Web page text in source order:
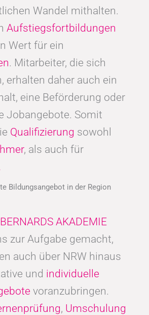
Wandel mithalten.
Aufstiegsfortbildungen
Wert für ein
. Mitarbeiter, die sich
erhalten daher auch ein
eine Beförderung oder
Jobangebote. Somit
Qualifizierung sowohl
, als auch für
Bildungsangebot in der Region
BERNARDS AKADEMIE
zur Aufgabe gemacht,
auch über NRW hinaus
und individuelle
voranzubringen.
, Umschulung